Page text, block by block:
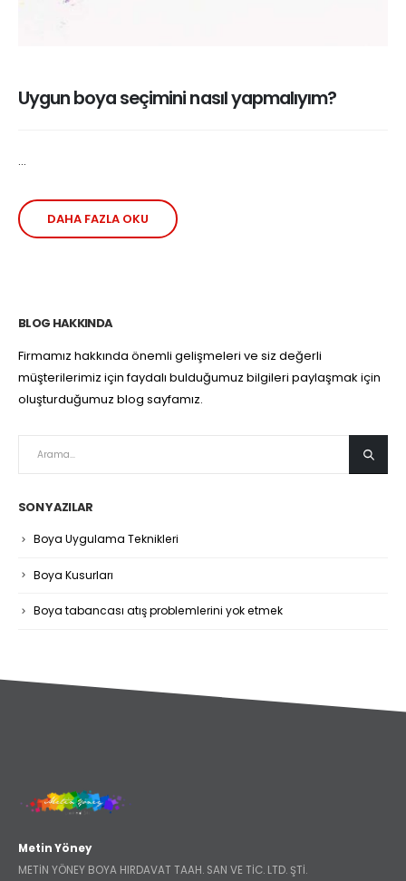
Uygun boya seçimini nasıl yapmalıyım?
...
DAHA FAZLA OKU
BLOG HAKKINDA
Firmamız hakkında önemli gelişmeleri ve siz değerli
müşterilerimiz için faydalı bulduğumuz bilgileri paylaşmak için
oluşturduğumuz blog sayfamız.
SON YAZILAR
Boya Uygulama Teknikleri
Boya Kusurları
Boya tabancası atış problemlerini yok etmek
Metin Yöney
METİN YÖNEY BOYA HIRDAVAT TAAH. SAN VE TİC. LTD. ŞTİ.